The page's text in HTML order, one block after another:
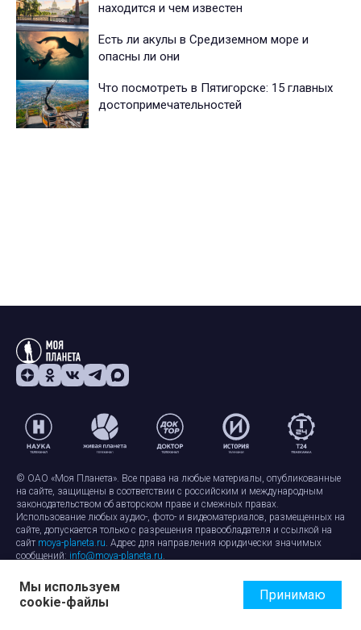
находится и чем известен
Есть ли акулы в Средиземном море и
опасны ли они
Что посмотреть в Пятигорске: 15 главных
достопримечательностей
© ОАО «Моя Планета». Все права на любые материалы, опубликованные
на сайте, защищены в соответствии с российским и международным
законодательством об авторском праве и смежных правах.
Использование любых аудио-, фото- и видеоматериалов, размещенных на
сайте, допускается только с разрешения правообладателя и ссылкой на
сайт moya-planeta.ru. Адрес для направления юридически значимых
сообщений: info@moya-planeta.ru.
Правила сайтаРабота с cookie-файлами
Защита персональных данных
Обработка персональных данных
Мы используем
cookie-файлы
Принимаю